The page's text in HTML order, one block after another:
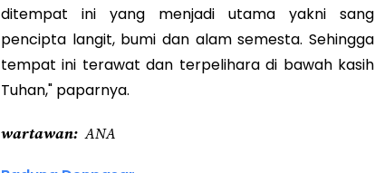
ditempat ini yang menjadi utama yakni sang
pencipta langit, bumi dan alam semesta. Sehingga
tempat ini terawat dan terpelihara di bawah kasih
Tuhan," paparnya.
wartawan ANA